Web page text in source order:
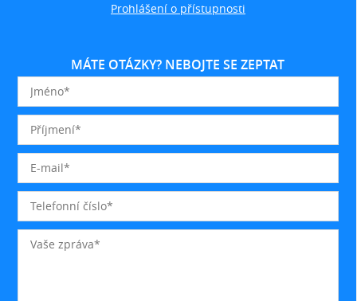
Prohlášení o přístupnosti
MÁTE OTÁZKY? NEBOJTE SE ZEPTAT